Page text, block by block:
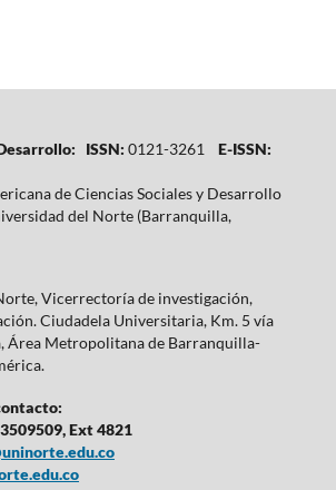
ISSN: 0121-3261
E-ISSN:
de Ciencias Sociales y Desarrollo
del Norte (Barranquilla,
Vicerrectoría de investigación,
Ciudadela Universitaria, Km. 5 vía
Área Metropolitana de Barranquilla-
Ext 4821